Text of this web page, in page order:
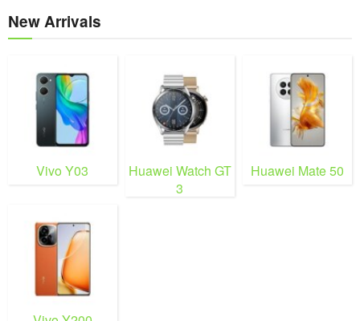
New Arrivals
Vivo Y03
Huawei Watch GT
3
Huawei Mate 50